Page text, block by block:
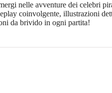
nelle avventure dei celebri
coinvolgente, illustrazioni
da brivido in ogni partita!